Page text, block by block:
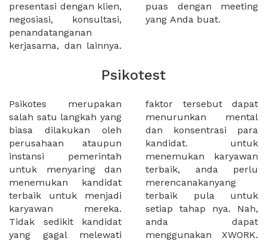
presentasi dengan klien,
negosiasi, konsultasi,
penandatanganan
kerjasama, dan lainnya.
puas dengan meeting
yang Anda buat.
Psikotest
Psikotes merupakan
salah satu langkah yang
biasa dilakukan oleh
perusahaan ataupun
instansi pemerintah
untuk menyaring dan
menemukan kandidat
terbaik untuk menjadi
karyawan mereka.
Tidak sedikit kandidat
yang gagal melewati
faktor tersebut dapat
menurunkan mental
dan konsentrasi para
kandidat. untuk
menemukan karyawan
terbaik, anda perlu
merencanakanyang
terbaik pula untuk
setiap tahap nya. Nah,
anda dapat
menggunakan XWORK.